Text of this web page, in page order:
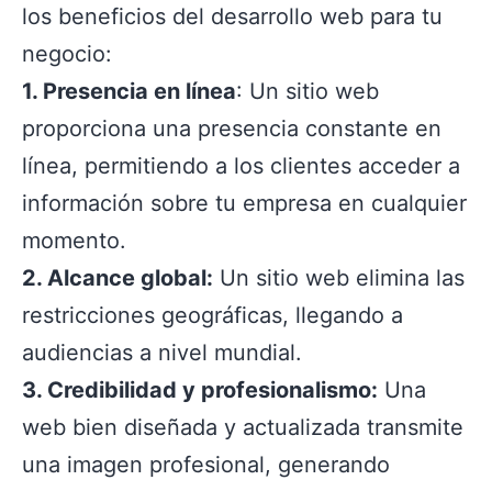
los beneficios del desarrollo web para tu
negocio:
1. Presencia en línea: Un sitio web
proporciona una presencia constante en
línea, permitiendo a los clientes acceder a
información sobre tu empresa en cualquier
momento.
2. Alcance global: Un sitio web elimina las
restricciones geográficas, llegando a
audiencias a nivel mundial.
3. Credibilidad y profesionalismo: Una
web bien diseñada y actualizada transmite
una imagen profesional, generando